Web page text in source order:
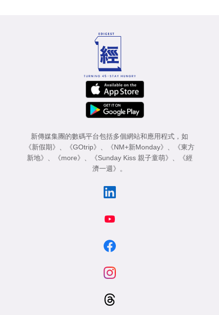
新傳媒集團的數碼平台包括多個網站和應用程式，如
《新假期》 、 《GOtrip》 、 《NM+新Monday》 、
《東方
新地》 、 《more》 、 《Sunday Kiss 親子童萌》 、
《經
濟一週》 。